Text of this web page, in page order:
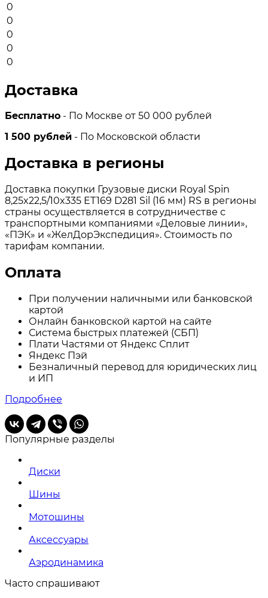
0
0
0
0
0
Доставка
Бесплатно - По Москве от 50 000 рублей
1 500 рублей - По Московской области
Доставка в регионы
Доставка покупки Грузовые диски Royal Spin
8,25x22,5/10x335 ET169 D281 Sil (16 мм) RS в регионы
страны осуществляется в сотрудничестве с
транспортными компаниями «Деловые линии»,
«ПЭК» и «ЖелДорЭкспедиция». Стоимость по
тарифам компании.
Оплата
При получении наличными или банковской
картой
Онлайн банковской картой на сайте
Система быстрых платежей (СБП)
Плати Частями от Яндекс Сплит
Яндекс Пэй
Безналичный перевод для юридических лиц
и ИП
Подробнее
Популярные разделы
Диски
Шины
Мотошины
Аксессуары
Аэродинамика
Часто спрашивают